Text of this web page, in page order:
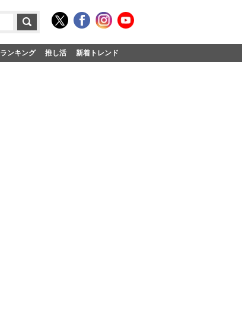
ランキング 推し活 新着トレンド